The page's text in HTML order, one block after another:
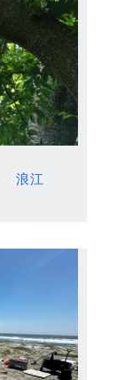
浪江